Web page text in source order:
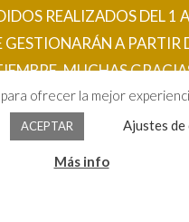
REALIZADOS DEL 1
GESTIONARÁN A PARTIR
MUCHAS
ACEPTAR
Tienda Online
CONTACTO
C/ Comedias nº6
46003 Valencia – España
ofrecer la mejor
ACEPTAR Ajustes de
Más info